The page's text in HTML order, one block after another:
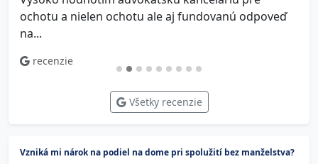
ochotu a nielen ochotu ale aj fundovanú odpoveď
na...
recenzie
Všetky recenzie
Vzniká mi nárok na podiel na dome pri spolužití bez manželstva?